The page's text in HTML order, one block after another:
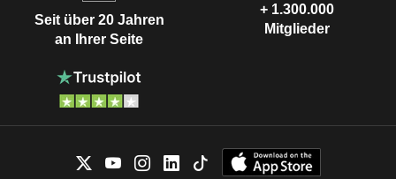
Seit über 20 Jahren
an Ihrer Seite
+ 1.300.000
Mitglieder